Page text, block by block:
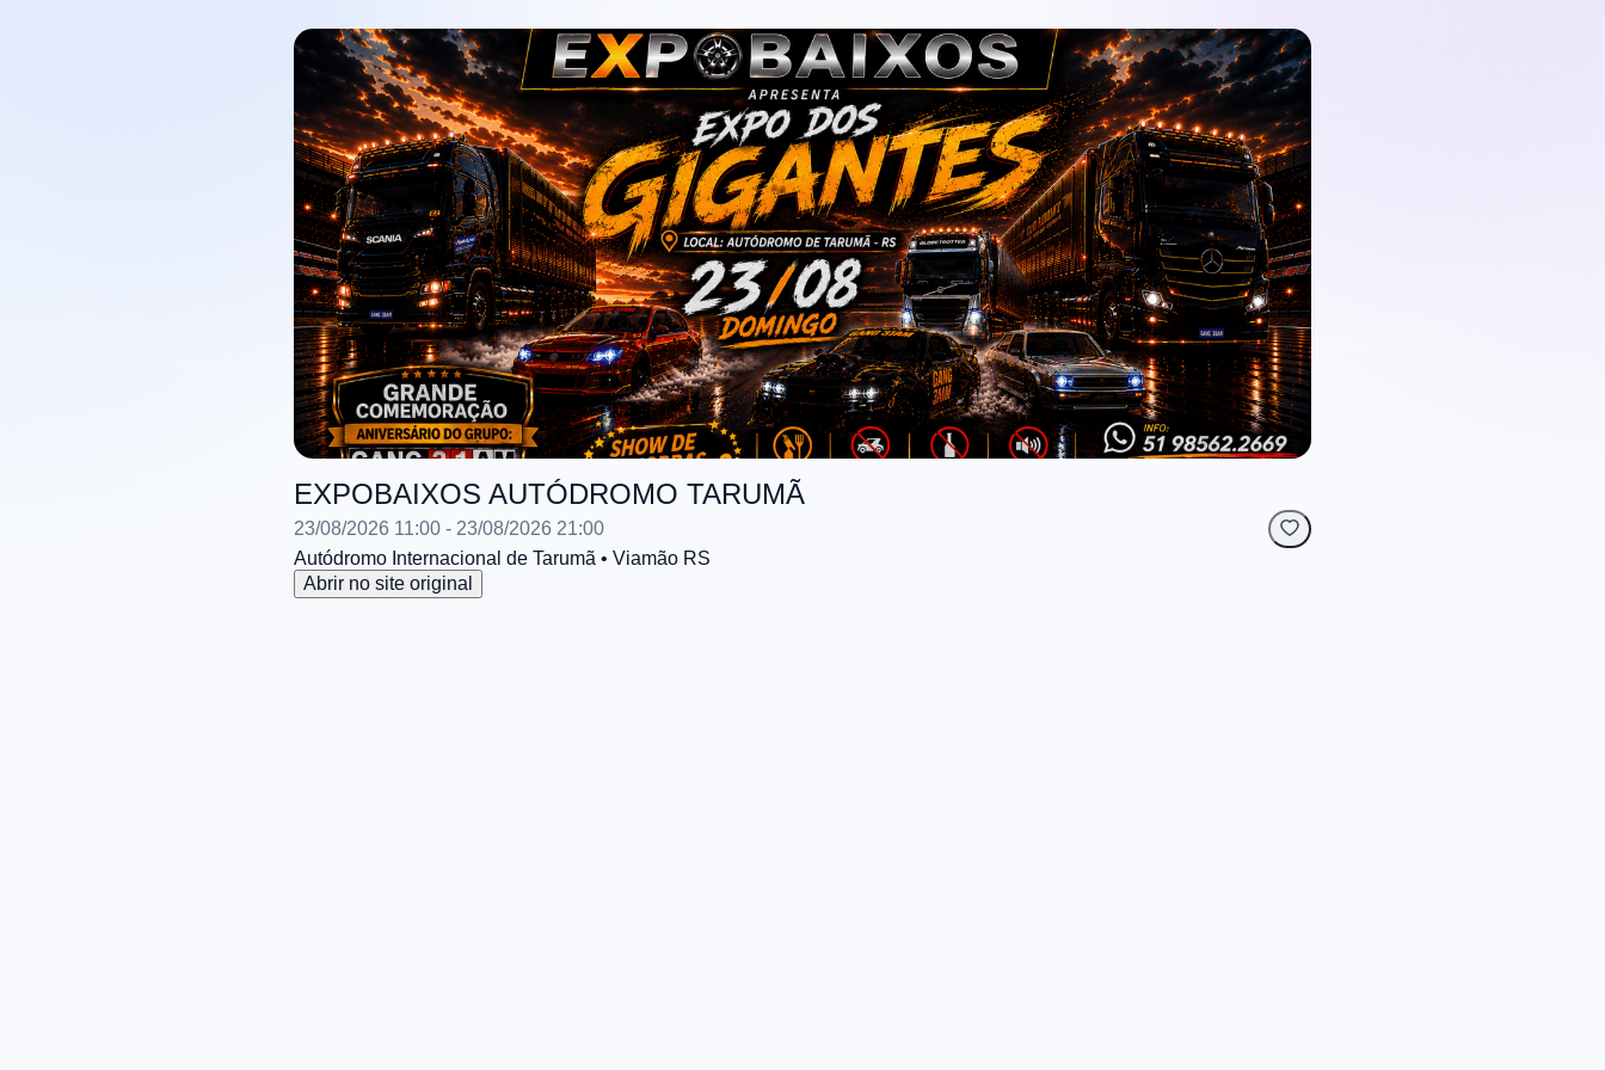
EXPOBAIXOS AUTÓDROMO TARUMÃ
23/08/2026 11:00 - 23/08/2026 21:00
Autódromo Internacional de Tarumã • Viamão RS
Abrir no site original